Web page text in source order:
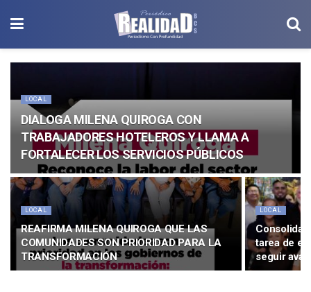
LOCAL
DIALOGA MILENA QUIROGA CON
TRABAJADORES HOTELEROS Y LLAMA A
FORTALECER LOS SERVICIOS PÚBLICOS
LOCAL
REAFIRMA MILENA QUIROGA QUE LAS
COMUNIDADES SON PRIORIDAD PARA LA
TRANSFORMACIÓN
LOCAL
Consolidar
tarea de
seguir